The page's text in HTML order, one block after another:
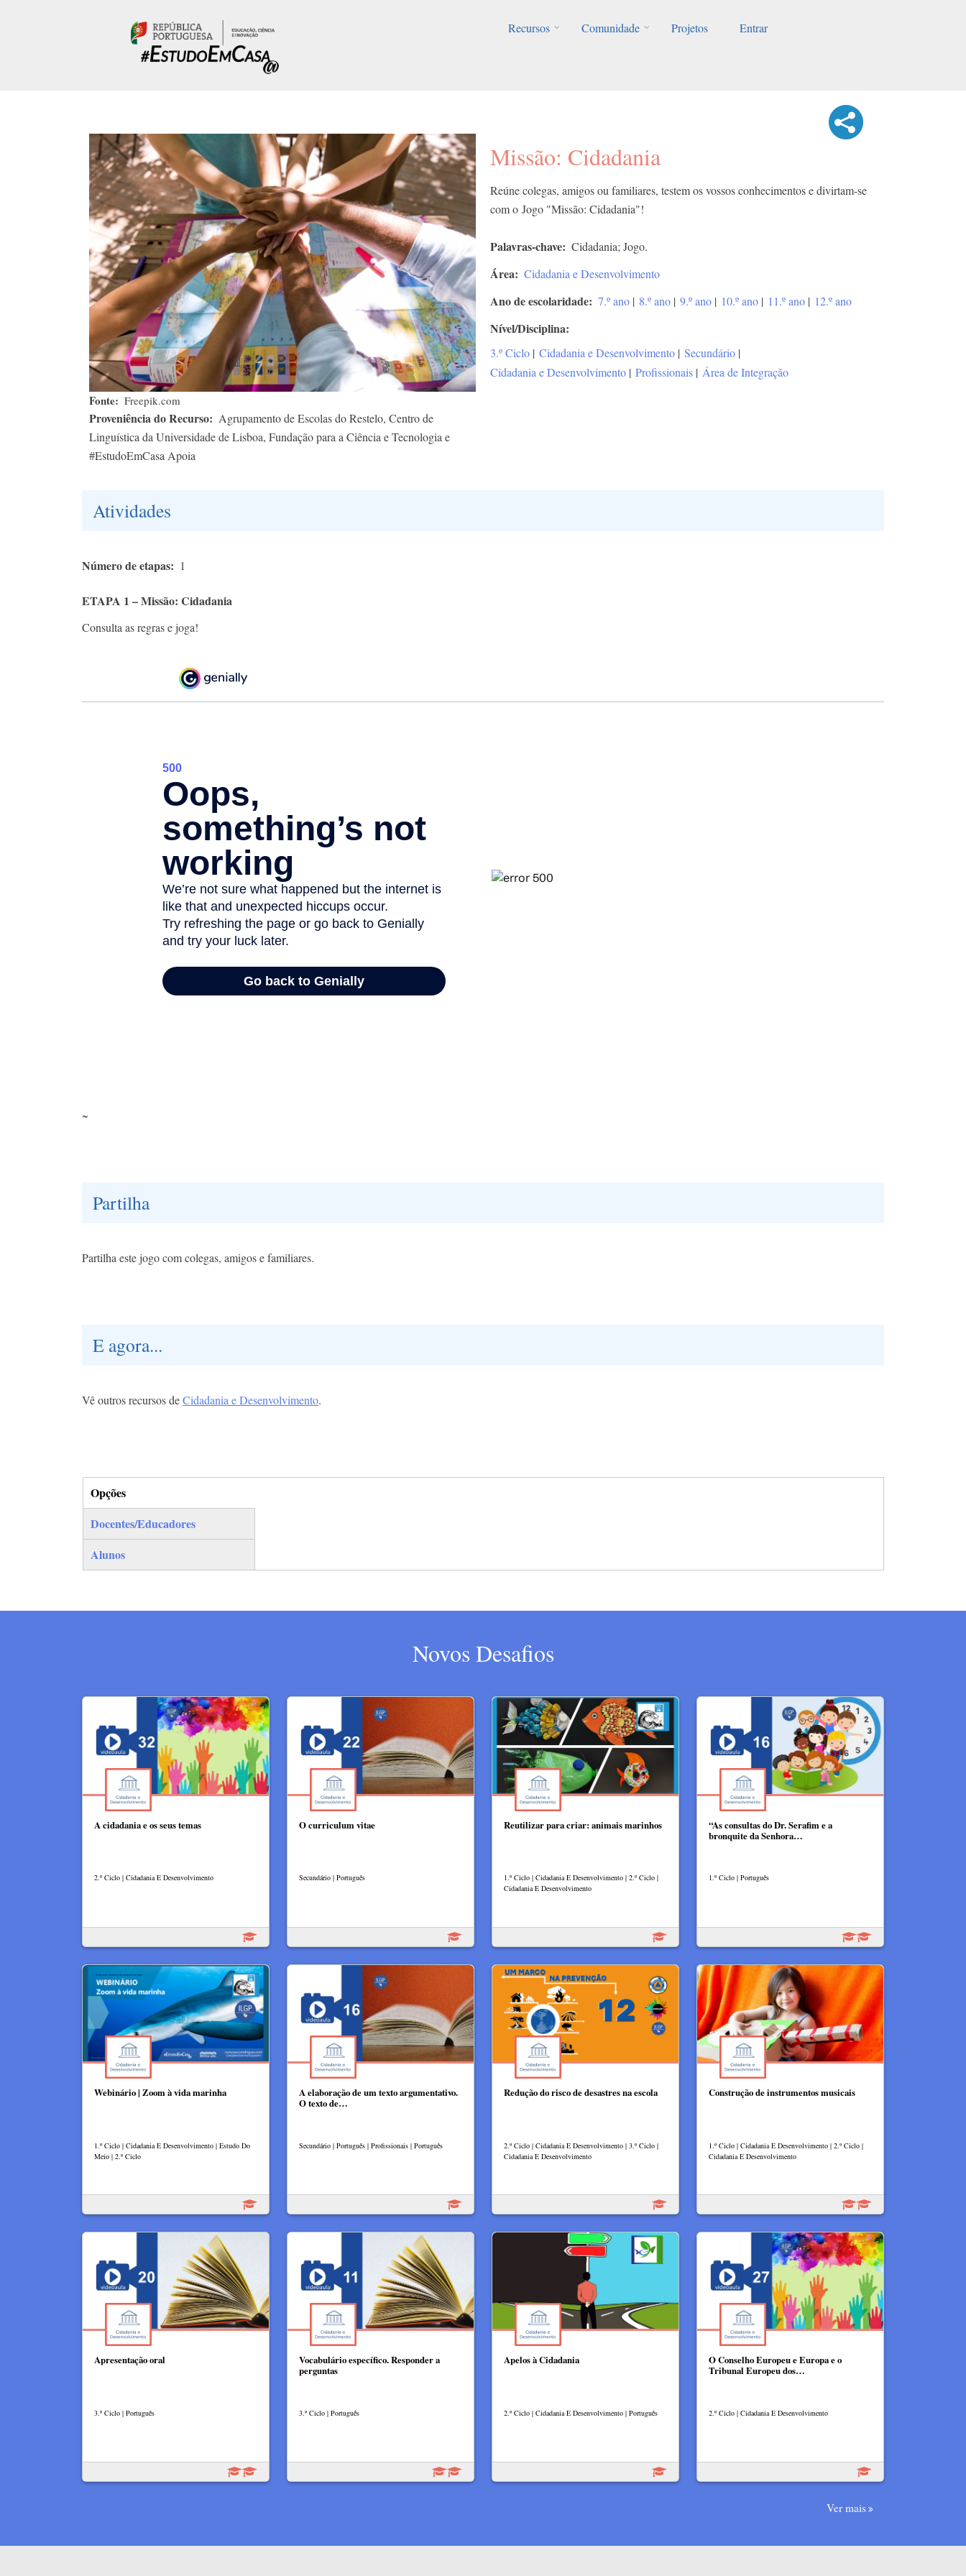
Recursos
Comunidade Projetos Entrar
Fonte Freepik.com
Proveniência do Recurso
Agrupamento de Escolas do Restelo, Centro de
Linguística da Universidade de Lisboa, Fundação para a Ciência e Tecnologia e
#EstudoEmCasa Apoia
Missão: Cidadania
Reúne colegas, amigos ou familiares, testem os vossos conhecimentos e divirtam-se
com o Jogo "Missão: Cidadania"!
Palavras-chave Cidadania; Jogo.
Área Cidadania e Desenvolvimento
Ano de escolaridade 7.º ano | 8.º ano | 9.º ano | 10.º ano | 11.º ano | 12.º ano
Nível/Disciplina
3.º Ciclo | Cidadania e Desenvolvimento | Secundário |
Cidadania e Desenvolvimento | Profissionais | Área de Integração
Atividades
Número de etapas 1
ETAPA 1 – Missão: Cidadania
Consulta as regras e joga!
~
Partilha
Partilha este jogo com colegas, amigos e familiares.
E agora...
Vê outros recursos deCidadania e Desenvolvimento.
Opções
(separador ativo)
Docentes/Educadores
Alunos
Novos Desafios
A cidadania e os seus temas
2.º Ciclo | Cidadania E Desenvolvimento
O curriculum vitae
Secundário | Português
Reutilizar para criar: animais marinhos
1.º Ciclo | Cidadania E Desenvolvimento | 2.º Ciclo |
Cidadania E Desenvolvimento
“As consultas do Dr. Serafim e a
bronquite da Senhora…
1.º Ciclo | Português
Webinário | Zoom à vida marinha
1.º Ciclo | Cidadania E Desenvolvimento | Estudo Do
Meio | 2.º Ciclo
A elaboração de um texto argumentativo.
O texto de…
Secundário | Português | Profissionais | Português
Redução do risco de desastres na escola
2.º Ciclo | Cidadania E Desenvolvimento | 3.º Ciclo |
Cidadania E Desenvolvimento
Construção de instrumentos musicais
1.º Ciclo | Cidadania E Desenvolvimento | 2.º Ciclo |
Cidadania E Desenvolvimento
Apresentação oral
3.º Ciclo | Português
Vocabulário específico. Responder a
perguntas
3.º Ciclo | Português
Apelos à Cidadania
2.º Ciclo | Cidadania E Desenvolvimento | Português
O Conselho Europeu e Europa e o
Tribunal Europeu dos…
2.º Ciclo | Cidadania E Desenvolvimento
Ver mais